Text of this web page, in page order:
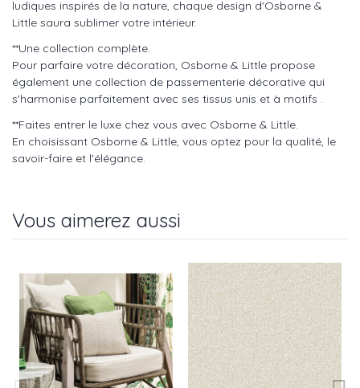
ludiques inspirés de la nature, chaque design d'Osborne &
Little saura sublimer votre intérieur.
**Une collection complète.
Pour parfaire votre décoration, Osborne & Little propose
également une collection de passementerie décorative qui
s'harmonise parfaitement avec ses tissus unis et à motifs .
**Faites entrer le luxe chez vous avec Osborne & Little.
En choisissant Osborne & Little, vous optez pour la qualité, le
savoir-faire et l'élégance.
Vous aimerez aussi